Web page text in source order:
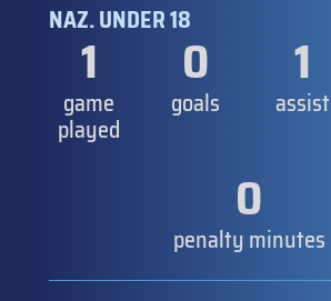
NAZ. UNDER 18
1
game
played
0
goals
1
assist
0
penalty minutes